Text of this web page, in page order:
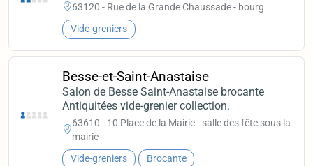
63120 - Rue de la Grande Chaussade - bourg
Vide-greniers
Besse-et-Saint-Anastaise
Salon de Besse Saint-Anastaise brocante
Antiquitées vide-grenier collection.
63610 - 10 Place de la Mairie - salle des fête sous la
mairie
Vide-greniers Brocante